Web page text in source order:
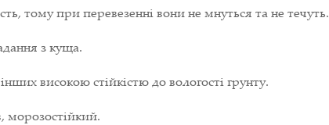
тому при перевезенні вони не мнуться та не течуть.
з куща.
високою стійкістю до вологості грунту.
морозостійкий.